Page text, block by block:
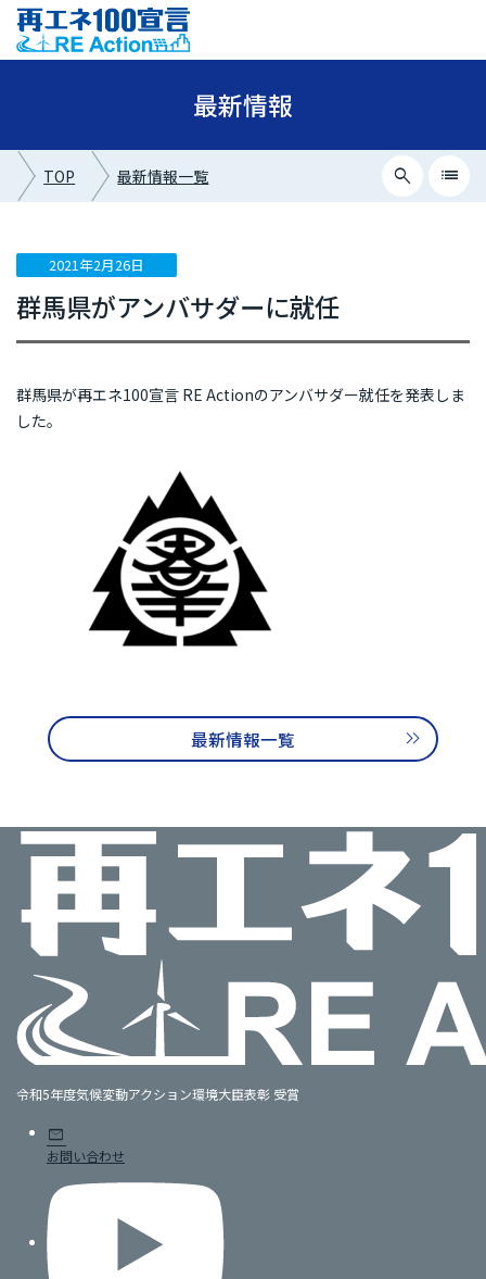
最新情報
TOP 最新情報一覧 search list
最新情報カテゴリー
ニュース
プレスリリース
メディア掲載
再エネ100宣言 RE Action の最新情報
新規参加団体のお知らせ
RE Actionからのお知らせ
主催イベント
協力イベント
参加団体の最新情報
補助金などのお知らせ
2021年2月26日
群馬県がアンバサダーに就任
群馬県が再エネ100宣言 RE Actionのアンバサダー就任を発表しま
した。
最新情報一覧
令和5年度気候変動アクション環境大臣表彰 受賞
mail
お問い合わせ